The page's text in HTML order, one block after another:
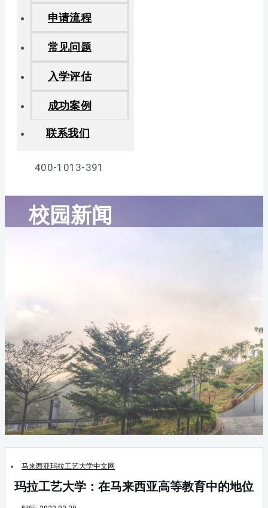
申请流程
常见问题
入学评估
成功案例
联系我们
400-1013-391
校园新闻
马来西亚玛拉工艺大学中文网
玛拉工艺大学：在马来西亚高等教育中的地位